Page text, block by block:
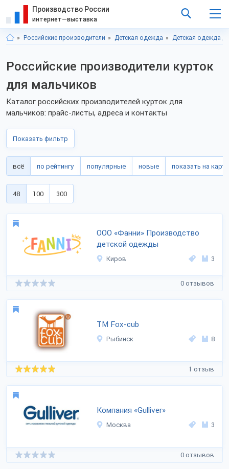
Производство России
интернет—выставка
Российские производители Детская одежда Детская одежда
Российские производители курток
для мальчиков
Каталог российских производителей курток для
мальчиков: прайс-листы, адреса и контакты
Показать фильтр
всё по рейтингу популярные новые показать на карте
48 100 300
ООО «Фанни» Производство
детской одежды
Киров 3
0 отзывов
ТМ Fox-cub
Рыбинск 8
1 отзыв
Компания «Gulliver»
Москва 3
0 отзывов